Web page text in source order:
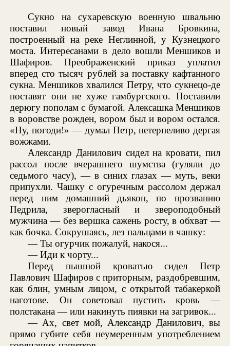
Сукно на сухаревскую военную швальню
поставил новый завод Ивана Бровкина,
построенный на реке Неглинной, у Кузнецкого
моста. Интересанами в дело вошли Меншиков и
Шафиров. Преображенский приказ уплатил
вперед сто тысяч рублей за поставку кафтанного
сукна. Меншиков хвалился Петру, что сукнецо-де
поставят они не хуже гамбургского. Поставили
дерюгу пополам с бумагой. Алексашка Меншиков
в воровстве рожден, вором был и вором остался.
«Ну, погоди!» — думал Петр, нетерпеливо дергая
вожжами.
Александр Данилович сидел на кровати, пил
рассол после вчерашнего шумства (гуляли до
седьмого часу), — в синих глазах — муть, веки
припухли. Чашку с огуречным рассолом держал
перед ним домашний дьякон, по прозванию
Педрила, зверогласный и звероподобный
мужчина — без вершка сажень росту, в обхват —
как бочка. Сокрушаясь, лез пальцами в чашку:
— Ты огурчик пожалуй, накося...
— Иди к чорту...
Перед пышной кроватью сидел Петр
Павлович Шафиров с приторным, раздобревшим,
как блин, умным лицом, с открытой табакеркой
наготове. Он советовал пустить кровь —
полстакана — или накинуть пиявки на загривок...
— Ах, свет мой, Александр Данилович, вы
прямо губите себя неумеренным употреблением